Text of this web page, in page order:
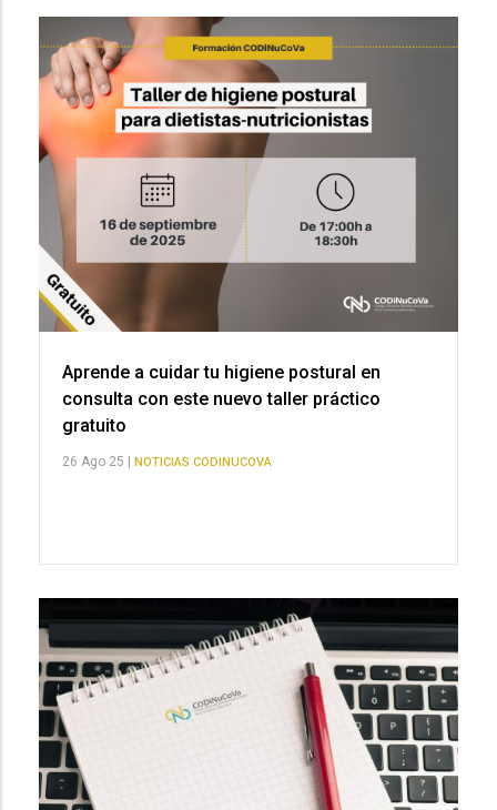
Aprende a cuidar tu higiene postural en
consulta con este nuevo taller práctico
gratuito
26 Ago 25 | NOTICIAS CODINUCOVA